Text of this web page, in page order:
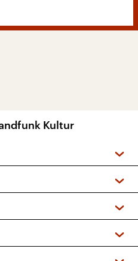
Kultur